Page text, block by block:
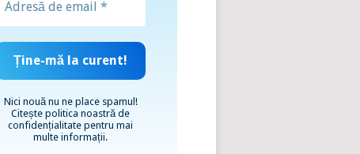
Nici nouă nu ne place spamul!
Citește politica noastră de
confidențialitate pentru mai
multe informații.